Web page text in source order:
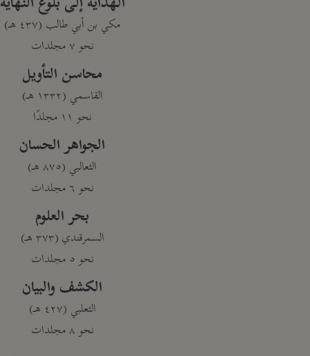
مكي بن أبي طالب (٤٣٧ هـ)
نحو ٧ مجلدات
محاسن التأويل
القاسمي (١٣٣٢ هـ)
نحو ١١ مجلدًا
الجواهر الحسان
الثعالبي (٨٧٥ هـ)
نحو ٦ مجلدات
بحر العلوم
السمرقندي (٣٧٣ هـ)
نحو ٥ مجلدات
الكشف والبيان
الثعلبي (٤٢٧ هـ)
نحو ٨ مجلدات